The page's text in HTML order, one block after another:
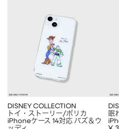
DISNEY COLLECTION
トイ・ストーリー/ポリカ
iPhoneケース 14対応 バズ＆ウ
眠